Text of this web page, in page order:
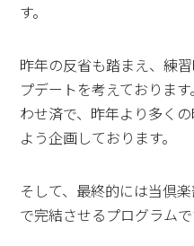
す。
昨年の反省も踏まえ、練
プデートを考えておりま
わせ済で、昨年より多く
よう企画しております。
そして、最終的には当倶
で完結させるプログラムで